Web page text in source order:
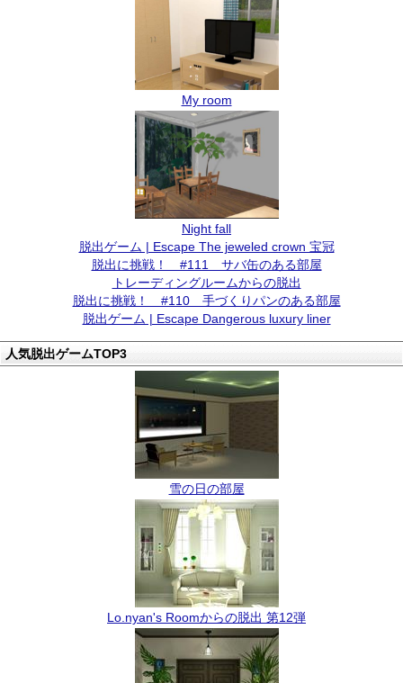
My room
Night fall
脱出ゲーム | Escape The jeweled crown 宝冠
脱出に挑戦！ #111 サバ缶のある部屋
トレーディングルームからの脱出
脱出に挑戦！ #110 手づくりパンのある部屋
脱出ゲーム | Escape Dangerous luxury liner
人気脱出ゲームTOP3
雪の日の部屋
Lo.nyan's Roomからの脱出 第12弾